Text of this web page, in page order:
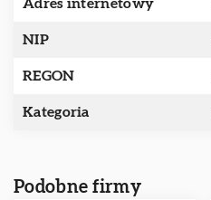
Adres internetowy
NIP
REGON
Kategoria
Podobne firmy